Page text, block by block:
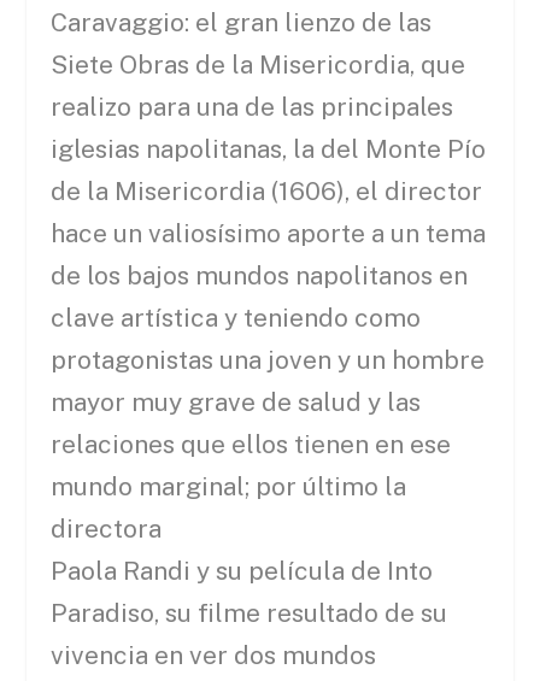
Caravaggio: el gran lienzo de las
Siete Obras de la Misericordia, que
realizo para una de las principales
iglesias napolitanas, la del Monte Pío
de la Misericordia (1606), el director
hace un valiosísimo aporte a un tema
de los bajos mundos napolitanos en
clave artística y teniendo como
protagonistas una joven y un hombre
mayor muy grave de salud y las
relaciones que ellos tienen en ese
mundo marginal; por último la
directora
Paola Randi y su película de Into
Paradiso, su filme resultado de su
vivencia en ver dos mundos